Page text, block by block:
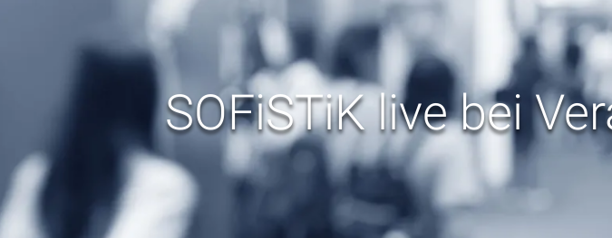
SOFiSTiK live bei